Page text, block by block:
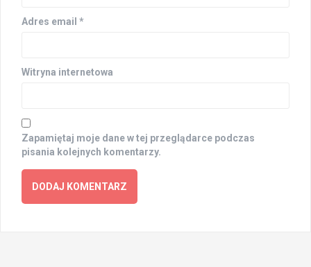
Adres email *
Witryna internetowa
Zapamiętaj moje dane w tej przeglądarce podczas
pisania kolejnych komentarzy.